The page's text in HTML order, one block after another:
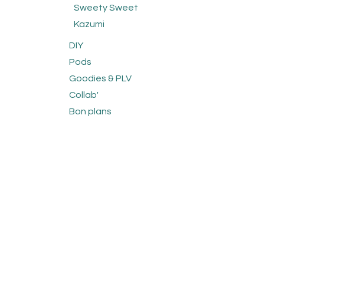
Sweety Sweet
Kazumi
DIY
Pods
Goodies & PLV
Collab'
Bon plans